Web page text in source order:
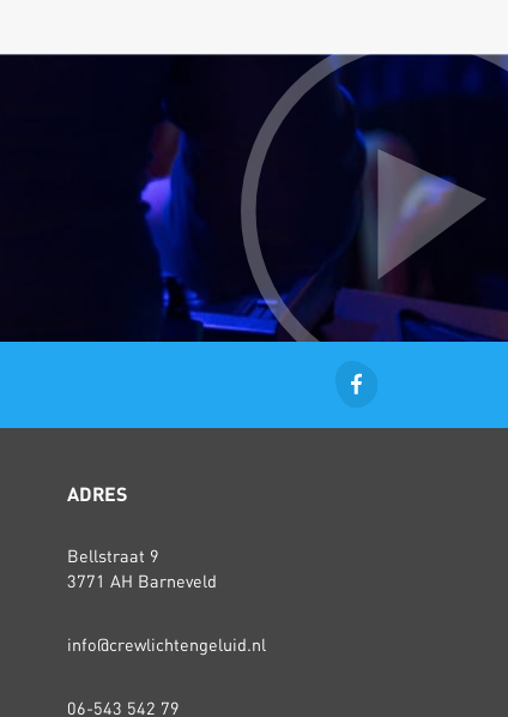
ADRES
Bellstraat 9
3771 AH Barneveld
info@crewlichtengeluid.nl
06-543 542 79